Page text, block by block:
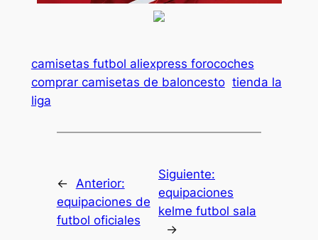
camisetas futbol aliexpress forocoches
comprar camisetas de baloncesto tienda la
liga
←
Anterior:
equipaciones de
futbol oficiales
Siguiente:
equipaciones
kelme futbol sala
→